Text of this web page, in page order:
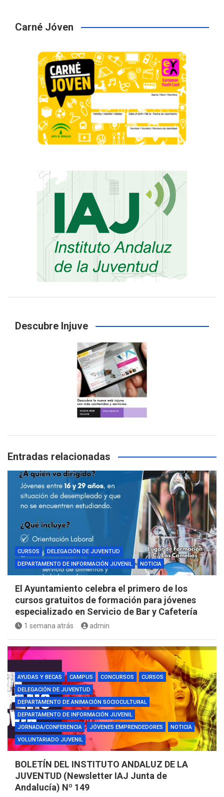
Carné Jóven
Descubre Injuve
Entradas relacionadas
CURSOS
DELEGACIÓN DE JUVENTUD
DEPARTAMENTO DE INFORMACIÓN JUVENIL
NOTICIA
El Ayuntamiento celebra el primero de los
cursos gratuitos de formación para jóvenes
especializado en Servicio de Bar y Cafetería
1 semana atrás admin
AYUDAS Y BECAS CAMPUS CONCURSOS
CURSOS
DELEGACIÓN DE JUVENTUD
DEPARTAMENTO DE ANIMACIÓN SOCIOCULTURAL
DEPARTAMENTO DE INFORMACIÓN JUVENIL
JORNADA/CONFERENCIA
JÓVENES EMPRENDEDORES
NOTICIA
VOLUNTARIADO JUVENIL
BOLETÍN DEL INSTITUTO ANDALUZ DE LA
JUVENTUD (Newsletter IAJ Junta de
Andalucía) Nº 149